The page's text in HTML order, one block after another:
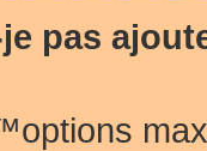
pas